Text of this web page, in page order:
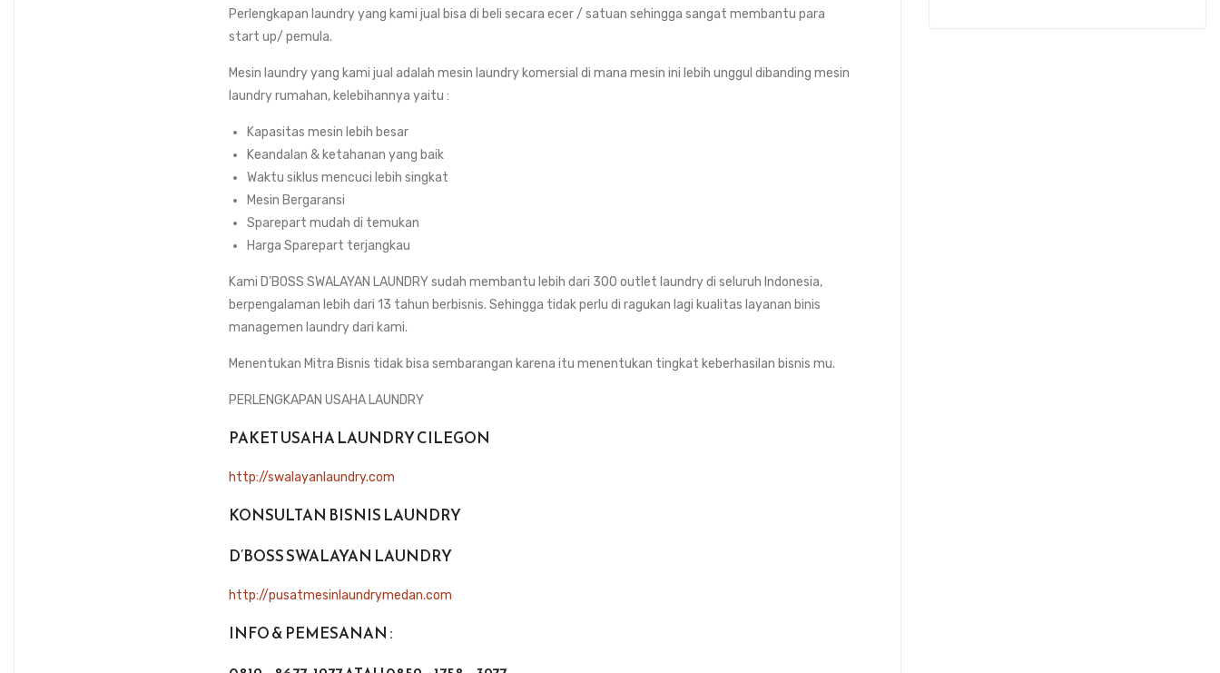
Perlengkapan laundry yang kami jual bisa di beli secara ecer / satuan sehingga sangat membantu para
start up/ pemula.
Mesin laundry yang kami jual adalah mesin laundry komersial di mana mesin ini lebih unggul dibanding mesin
laundry rumahan, kelebihannya yaitu :
Kapasitas mesin lebih besar
Keandalan & ketahanan yang baik
Waktu siklus mencuci lebih singkat
Mesin Bergaransi
Sparepart mudah di temukan
Harga Sparepart terjangkau
Kami D’BOSS SWALAYAN LAUNDRY sudah membantu lebih dari 300 outlet laundry di seluruh Indonesia,
berpengalaman lebih dari 13 tahun berbisnis. Sehingga tidak perlu di ragukan lagi kualitas layanan binis
managemen laundry dari kami.
Menentukan Mitra Bisnis tidak bisa sembarangan karena itu menentukan tingkat keberhasilan bisnis mu.
PERLENGKAPAN USAHA LAUNDRY
PAKET USAHA LAUNDRY CILEGON
http://swalayanlaundry.com
KONSULTAN BISNIS LAUNDRY
D’BOSS SWALAYAN LAUNDRY
http://pusatmesinlaundrymedan.com
INFO & PEMESANAN :